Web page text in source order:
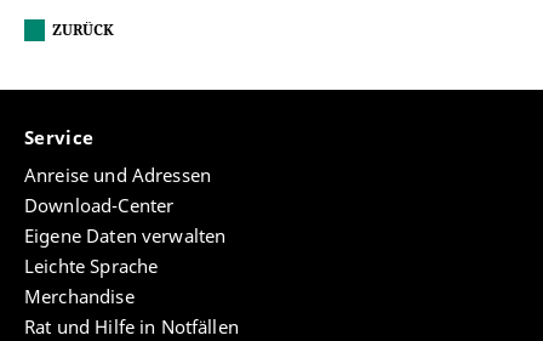
ZURÜCK
Service
Anreise und Adressen
Download-Center
Eigene Daten verwalten
Leichte Sprache
Merchandise
Rat und Hilfe in Notfällen